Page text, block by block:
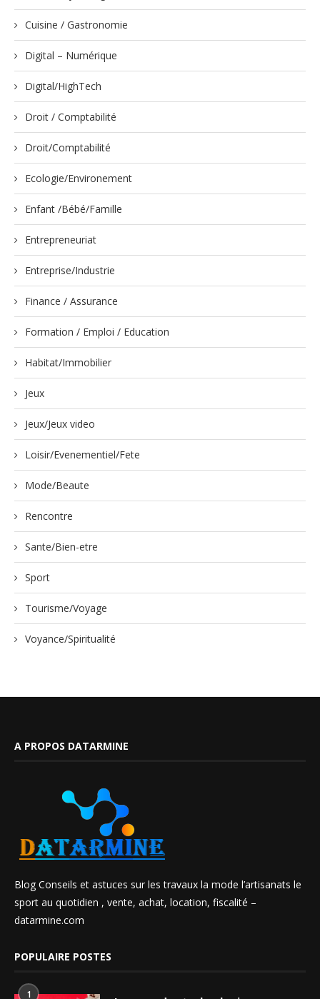
Cuisine / Gastronomie
Digital – Numérique
Digital/HighTech
Droit / Comptabilité
Droit/Comptabilité
Ecologie/Environement
Enfant /Bébé/Famille
Entrepreneuriat
Entreprise/Industrie
Finance / Assurance
Formation / Emploi / Education
Habitat/Immobilier
Jeux
Jeux/Jeux video
Loisir/Evenementiel/Fete
Mode/Beaute
Rencontre
Sante/Bien-etre
Sport
Tourisme/Voyage
Voyance/Spiritualité
A PROPOS DATARMINE
Blog Conseils et astuces sur les travaux la mode l’artisanats le
sport au quotidien , vente, achat, location, fiscalité –
datarmine.com
POPULAIRE POSTES
1